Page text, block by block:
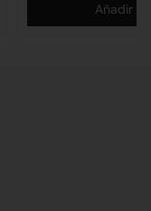
Añadir al